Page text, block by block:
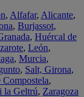
, Alfafar, Alicante,
, Burjassot,
, Huércal de
, León,
, Murcia,
, Salt, Girona,
Compostela,
la Geltrú, Zaragoza